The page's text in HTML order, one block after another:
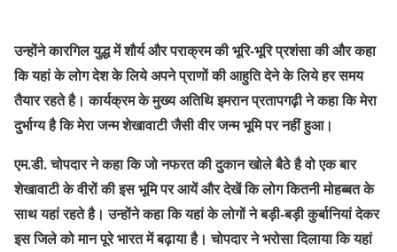
उन्होंने कारगिल युद्ध में शौर्य और पराक्रम की भूरि-भूरि प्रशंसा की और कहा
कि यहां के लोग देश के लिये अपने प्राणों की आहुति देने के लिये हर समय
तैयार रहते है। कार्यक्रम के मुख्य अतिथि इमरान प्रतापगढ़ी ने कहा कि मेरा
दुर्भाग्य है कि मेरा जन्म शेखावाटी जैसी वीर जन्म भूमि पर नहीं हुआ।
एम.डी. चोपदार ने कहा कि जो नफरत की दुकान खोले बैठे है वो एक बार
शेखावाटी के वीरों की इस भूमि पर आयें और देखें कि लोग कितनी मोहब्बत के
साथ यहां रहते है। उन्होंने कहा कि यहां के लोगों ने बड़ी-बड़ी कुर्बानियां देकर
इस जिले को मान पूरे भारत में बढ़ाया है। चोपदार ने भरोसा दिलाया कि यहां